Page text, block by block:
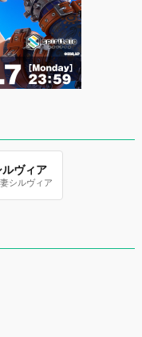
ルヴィア
シルヴィア